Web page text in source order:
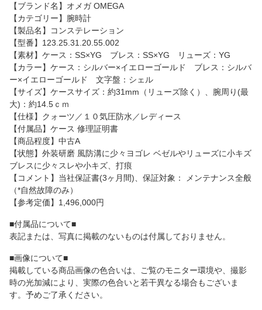
【ブランド名】オメガ OMEGA
【カテゴリー】腕時計
【製品名】コンステレーション
【型番】123.25.31.20.55.002
【素材】ケース：SS×YG ブレス：SS×YG リューズ：YG
【カラー】ケース：シルバー×イエローゴールド ブレス：シルバ
ー×イエローゴールド 文字盤：シェル
【サイズ】ケースサイズ：約31mm（リューズ除く）、腕周り(最
大)：約14.5ｃｍ
【仕様】クォーツ／１０気圧防水／レディース
【付属品】ケース 修理証明書
【商品程度】中古A
【状態】外装研磨 風防溝に少々ヨゴレ ベゼルやリューズに小キズ
ブレスに少々スレや小キズ、打痕
【コメント】当社保証書(3ヶ月間)、保証対象： メンテナンス全般
（*自然故障のみ）
【参考定価】1,496,000円
■付属品について■
表記または、写真に掲載のないものは付属しておりません。
■画像について■
掲載している商品画像の色合いは、ご覧のモニター環境や、撮影
時の光加減により、実際の色合いと若干異なる場合もございま
す。予めご了承ください。